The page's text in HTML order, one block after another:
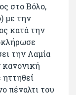
στο Βόλο,
με την
κατά την
την Λαμία
πέναλτι του